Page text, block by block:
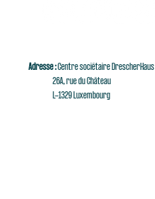
Adresse :Centre sociétaire DrescherHaus
26A, rue du Château
L-1329 Luxembourg